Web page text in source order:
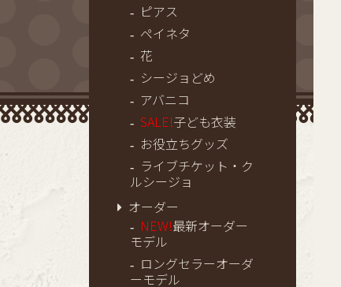
ピアス
ペイネタ
花
シージョどめ
アバニコ
SALE!子ども衣装
お役立ちグッズ
ライブチケット・ク
ルシージョ
オーダー
NEW!最新オーダー
モデル
ロングセラーオーダ
ーモデル